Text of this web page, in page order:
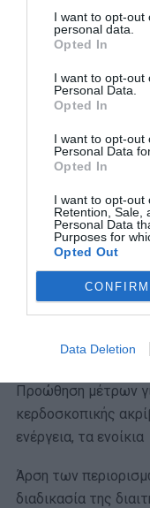
I want to opt-out
personal data.
Opted In
I want to opt-out
Personal Data.
Opted In
I want to opt-out
Personal Data
Opted In
I want to opt-out
Retention, Sale,
Personal Data
Purposes for
Opted Out
CONFIRM
Data Deletion
ακρίβειας, κατ’
Συλλογικής
θεσμικούς και
δημοσιογράφων, ως
συναδέλφους την
επιβάλλεται η
διετίας, στα 1250
υπάρχοντα
σύνταξης για τους
Προώθηση μέτρων
κερδοσκοπικής
ενέργεια, τα ενοίκια
Άρση των
διαδικασία της